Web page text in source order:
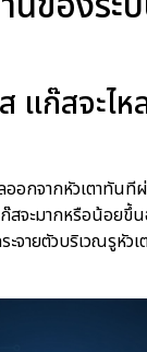
แก๊สจะไ
ออกจากหัวเตาทัน
สจะมากหรือน้อยขึ้
จายตัวบริเวณรูหัวเ